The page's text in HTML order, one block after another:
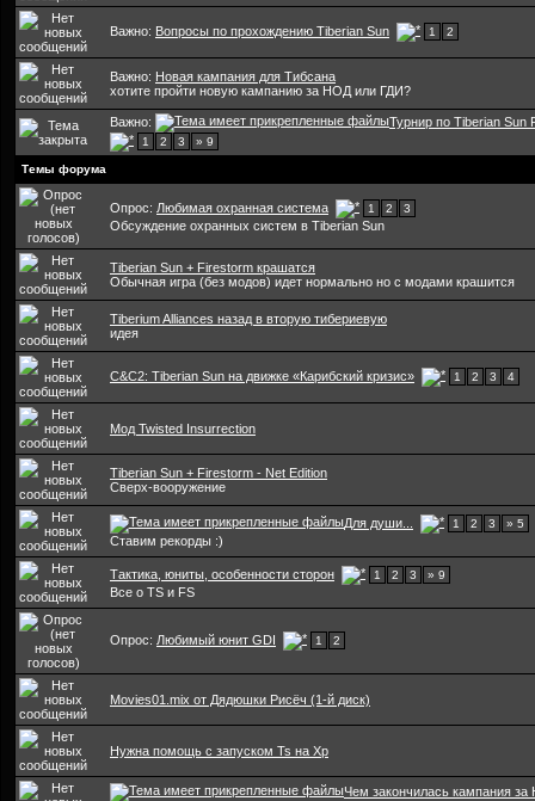
Важно: Вопросы по прохождению Tiberian Sun 1 2
Важно: Новая кампания для Тибсана
хотите пройти новую кампанию за НОД или ГДИ?
Важно: Турнир по Tiberian Sun
1 2 3 » 9
Темы форума
Опрос: Любимая охранная система 1 2 3
Обсуждение охранных систем в Tiberian Sun
Tiberian Sun + Firestorm крашатся
Обычная игра (без модов) идет нормально но с модами крашится
Tiberium Alliances назад в вторую тибериевую
идея
C&C2: Tiberian Sun на движке «Карибский кризис» 1 2 3 4
Мод Twisted Insurrection
Tiberian Sun + Firestorm - Net Edition
Сверх-вооружение
Для души... 1 2 3 » 5
Ставим рекорды :)
Тактика, юниты, особенности сторон 1 2 3 » 9
Все о TS и FS
Опрос: Любимый юнит GDI 1 2
Movies01.mix от Дядюшки Рисёч (1-й диск)
Нужна помощь с запуском Ts на Xp
Чем закончилась кампания